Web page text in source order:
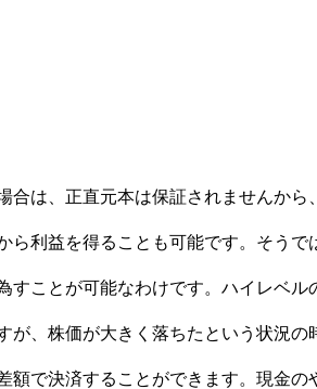
は、正直元本は保証されませんか
利益を得ることも可能です。そう
ことが可能なわけです。ハイレベ
、株価が大きく落ちたという状況
で決済することができます。現金